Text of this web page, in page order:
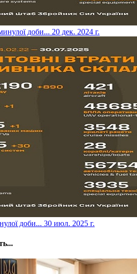
доби... 20 дек. 2024 г.
доби... 30 июл. 2025 г.